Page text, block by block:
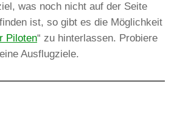
was noch nicht auf der Seite
ist, so gibt es die Möglichkeit
Piloten“ zu hinterlassen. Probiere
Ausflugziele.